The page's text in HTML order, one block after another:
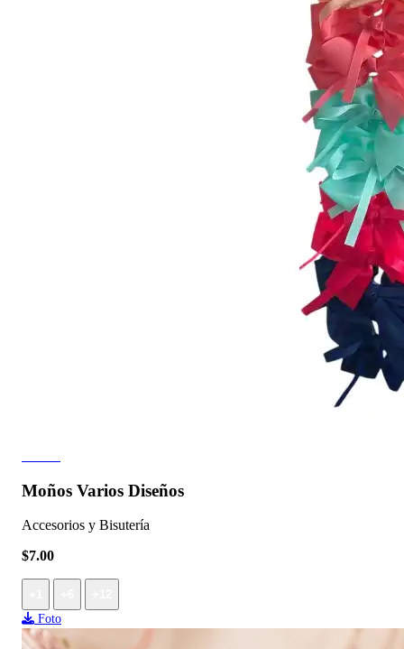
Moños Varios Diseños
Accesorios y Bisutería
$7.00
Foto